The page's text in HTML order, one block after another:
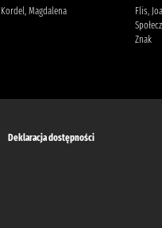
Kordel, Magdalena
Flis,
Znak
Deklaracja dostępności